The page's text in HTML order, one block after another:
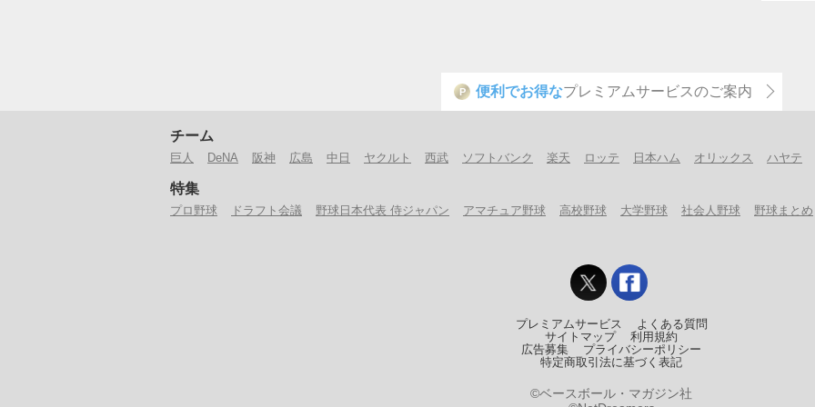
P 便利でお得なプレミアムサービスのご案内
チーム
巨人 DeNA 阪神 広島 中日 ヤクルト 西武 ソフトバンク 楽天 ロッテ 日本ハム オリックス ハヤテ
特集
プロ野球 ドラフト会議 野球日本代表 侍ジャパン アマチュア野球 高校野球 大学野球 社会人野球 野球まとめ
プレミアムサービス
よくある質問
サイトマップ
利用規約
広告募集
プライバシーポリシー
特定商取引法に基づく表記
©ベースボール・マガジン社